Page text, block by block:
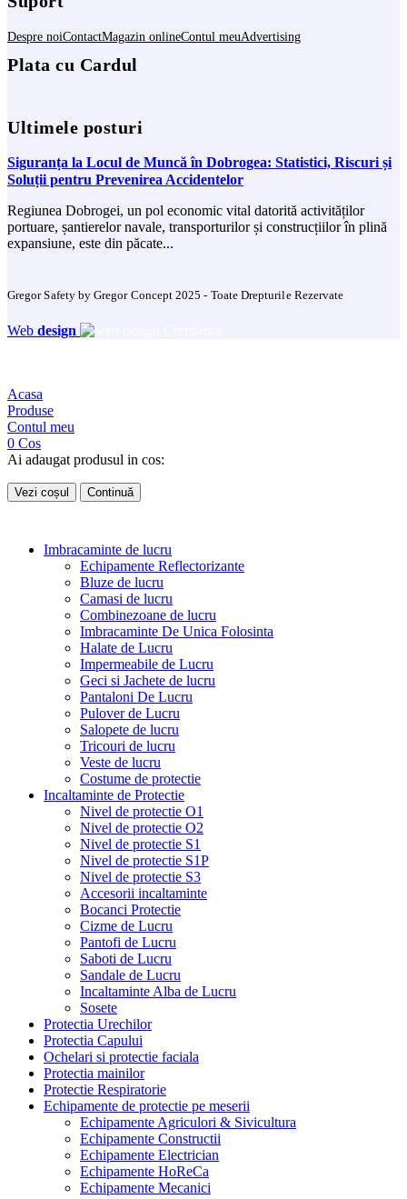
Despre noiContactMagazin onlineContul meuAdvertising
Plata cu Cardul
Ultimele posturi
Siguranța la Locul de Muncă în Dobrogea: Statistici, Riscuri și
Soluții pentru Prevenirea Accidentelor
Regiunea Dobrogei, un pol economic vital datorită activităților
portuare, șantierelor navale, transporturilor și construcțiilor în plină
expansiune, este din păcate...
Gregor Safety by Gregor Concept 2025 - Toate Drepturile Rezervate
Web design
Acasa
Produse
Contul meu
0 Cos
Ai adaugat produsul in cos:
Vezi coșul Continuă
Imbracaminte de lucru
Echipamente Reflectorizante
Bluze de lucru
Camasi de lucru
Combinezoane de lucru
Imbracaminte De Unica Folosinta
Halate de Lucru
Impermeabile de Lucru
Geci si Jachete de lucru
Pantaloni De Lucru
Pulover de Lucru
Salopete de lucru
Tricouri de lucru
Veste de lucru
Costume de protectie
Incaltaminte de Protectie
Nivel de protectie O1
Nivel de protectie O2
Nivel de protectie S1
Nivel de protectie S1P
Nivel de protectie S3
Accesorii incaltaminte
Bocanci Protectie
Cizme de Lucru
Pantofi de Lucru
Saboti de Lucru
Sandale de Lucru
Incaltaminte Alba de Lucru
Sosete
Protectia Urechilor
Protectia Capului
Ochelari si protectie faciala
Protectia mainilor
Protectie Respiratorie
Echipamente de protectie pe meserii
Echipamente Agriculori & Sivicultura
Echipamente Constructii
Echipamente Electrician
Echipamente HoReCa
Echipamente Mecanici